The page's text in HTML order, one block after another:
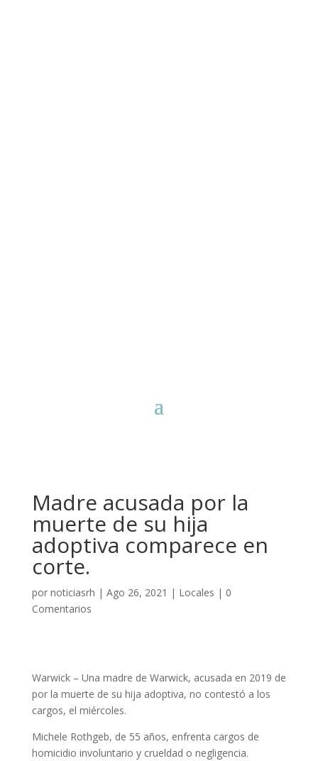
Madre acusada por la
muerte de su hija
adoptiva comparece en
corte.
por noticiasrh | Ago 26, 2021 | Locales | 0
Comentarios
Warwick – Una madre de Warwick, acusada en 2019 de
por la muerte de su hija adoptiva, no contestó a los
cargos, el miércoles.
Michele Rothgeb, de 55 años, enfrenta cargos de
homicidio involuntario y crueldad o negligencia.